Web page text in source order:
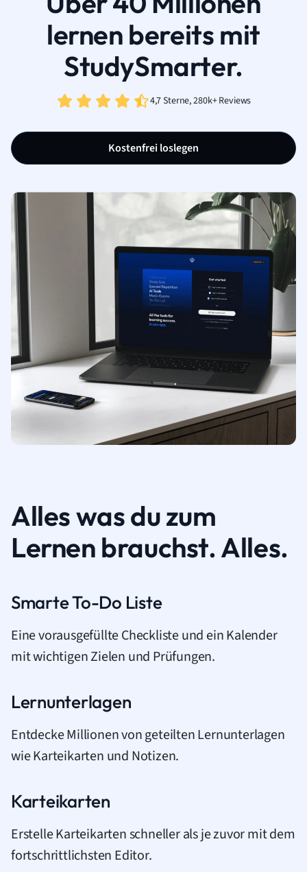
lernen bereits mit
StudySmarter.
4,7 Sterne, 280k+ Reviews
Kostenfrei loslegen
Alles was du zum
Lernen brauchst. Alles.
Smarte To-Do Liste
Eine vorausgefüllte Checkliste und ein Kalender
mit wichtigen Zielen und Prüfungen.
Lernunterlagen
Entdecke Millionen von geteilten Lernunterlagen
wie Karteikarten und Notizen.
Karteikarten
Erstelle Karteikarten schneller als je zuvor mit dem
fortschrittlichsten Editor.